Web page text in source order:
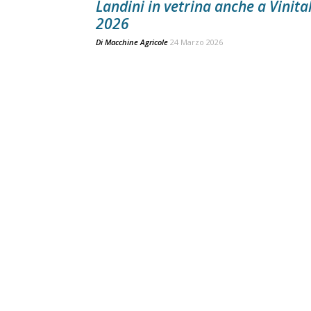
Landini in vetrina anche a
2026
Di Macchine Agricole 24 Marzo 2026